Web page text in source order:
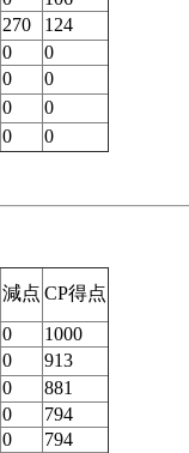
270
124
0
0
0
0
0
0
0 0
減点 CP得点
0
1000
0
913
0
881
0
794
0
794